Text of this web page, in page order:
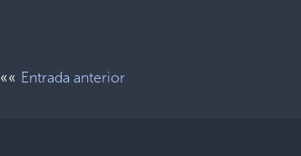
«« Entrada anterior